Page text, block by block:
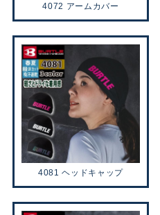
4072 アームカバー
4081 ヘッドキャップ